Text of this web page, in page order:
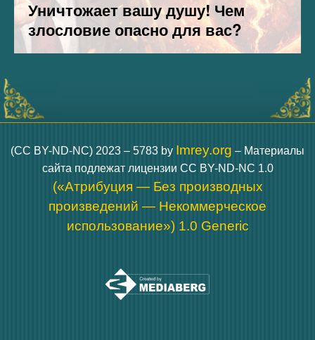
(CC BY-ND-NC) 2023 – 5783 by Imrey.org – Материалы
сайта подлежат лицензии CC BY-ND-NC 1.0
(«Атрибуция — Без производных
произведений — Некоммерческое
использование») 1.0 Generic